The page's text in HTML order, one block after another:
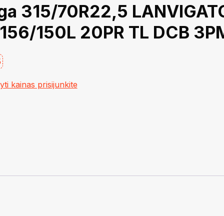
315/70R22,5
150L 20PR TL DCB
kainas prisijunkite